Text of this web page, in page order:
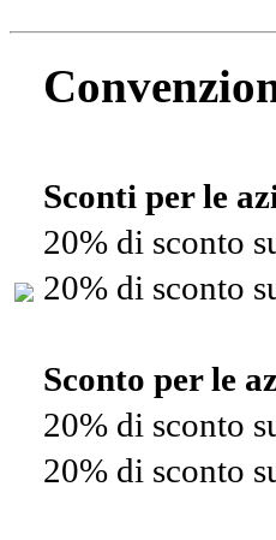
Sconti per le
20% di sconto
20% di sconto
Sconto per le
20% di sconto
20% di sconto